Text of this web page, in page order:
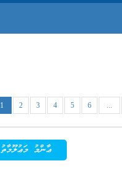
1 2 3 4 5 6 ...
ޢާންމު މަޢުލޫމާތު